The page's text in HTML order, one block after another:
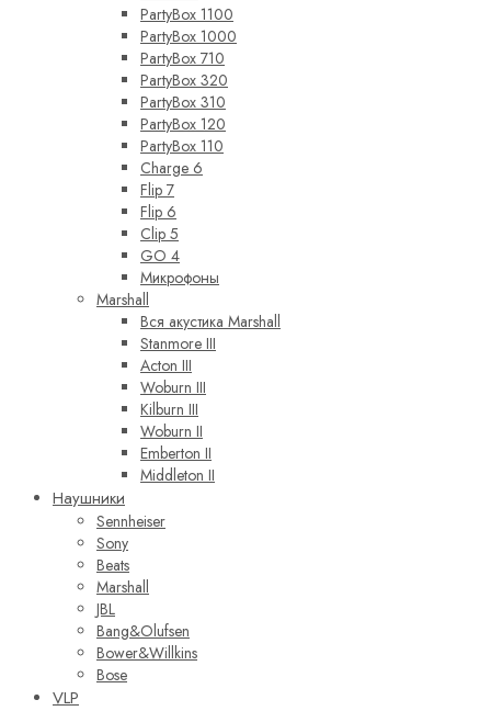
PartyBox 1100
PartyBox 1000
PartyBox 710
PartyBox 320
PartyBox 310
PartyBox 120
PartyBox 110
Charge 6
Flip 7
Flip 6
Clip 5
GO 4
Микрофоны
Marshall
Вся акустика Marshall
Stanmore III
Acton III
Woburn III
Kilburn III
Woburn II
Emberton II
Middleton II
Наушники
Sennheiser
Sony
Beats
Marshall
JBL
Bang&Olufsen
Bower&Willkins
Bose
VLP